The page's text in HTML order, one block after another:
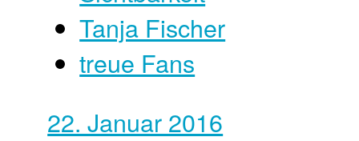
Tanja Fischer
treue Fans
22. Januar 2016